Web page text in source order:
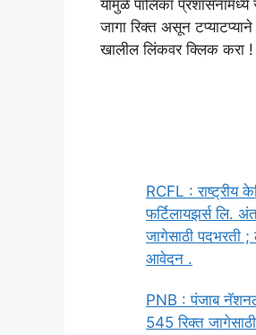
यामुळे पालिका
जागा रिक्त असून
खालील लिंकवर क्लिक करा !
RCFL : राष्ट्रीय
फर्टिलायझर्स लि.
जागेसाठी पदभरती
आवेदन .
PNB : पंजाब
545 रिक्त